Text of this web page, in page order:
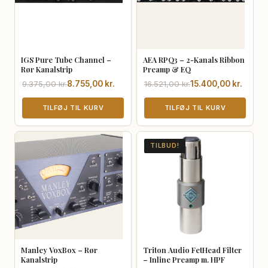
IGS Pure Tube Channel –
Rør Kanalstrip
9.375,00kr.
Den
oprindelige
var:
9.375,00 kr..
8.755,00 kr.
Den
aktuelle
er:
8.755,00 kr..
TILFØJ TIL KURV
AEA RPQ3 – 2-Kanals Ribbon
Preamp & EQ
16.521,00kr.
Den
oprindelige
var:
16.521,00 kr..
15.400,00 kr.
Den
aktuelle
er:
15.400,00 kr..
TILFØJ TIL KURV
Manley VoxBox – Rør
Kanalstrip
Triton Audio FetHead Filter
– Inline Preamp m. HPF
TILBUD!